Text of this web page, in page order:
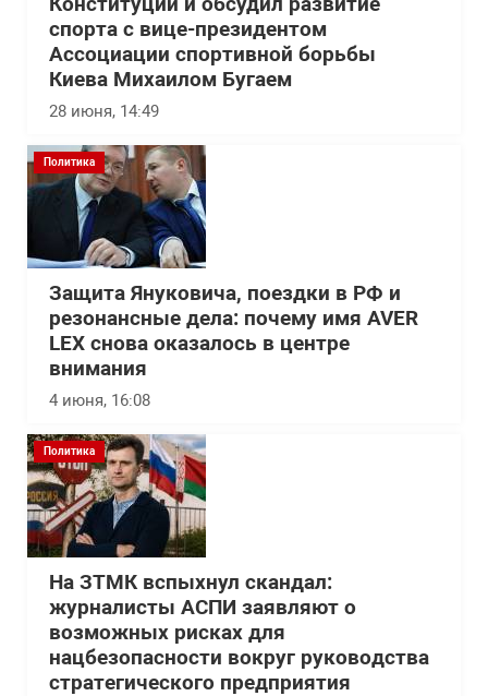
спорта с вице-президентом
Ассоциации спортивной борьбы
Киева Михаилом Бугаем
28 июня, 14:49
Политика
Защита Януковича, поездки в РФ и
резонансные дела: почему имя AVER
LEX снова оказалось в центре
внимания
4 июня, 16:08
Политика
На ЗТМК вспыхнул скандал:
журналисты АСПИ заявляют о
возможных рисках для
нацбезопасности вокруг руководства
стратегического предприятия